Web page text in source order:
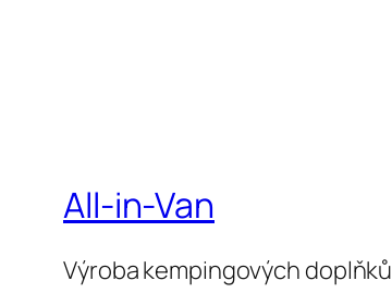
All-in-Van
Výroba kempingových doplňků